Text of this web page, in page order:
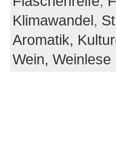
Klimawandel,
Aromatik,
Wein, Weinlese